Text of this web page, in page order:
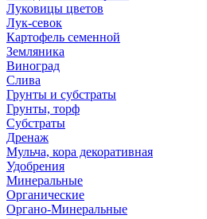
Луковицы цветов
Лук-севок
Картофель семенной
Земляника
Виноград
Слива
Грунты и субстраты
Грунты, торф
Субстраты
Дренаж
Мульча, кора декоративная
Удобрения
Минеральные
Органические
Органо-Минеральные